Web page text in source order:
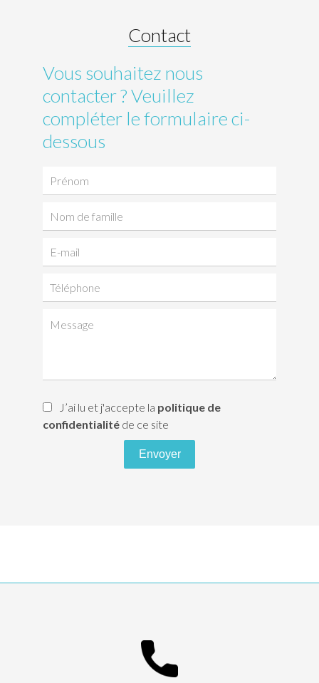
Vous souhaitez nous
contacter ? Veuillez
compléter le formulaire ci-
dessous
Contact
J’ai lu et j'accepte la politique de
confidentialité de ce site
Envoyer